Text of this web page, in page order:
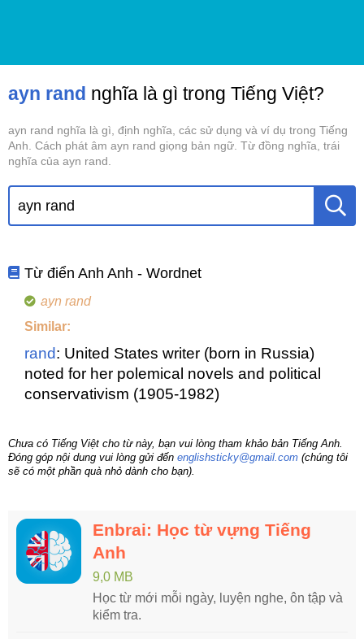
ayn rand nghĩa là gì trong Tiếng Việt?
ayn rand nghĩa là gì, định nghĩa, các sử dụng và ví dụ trong Tiếng
Anh. Cách phát âm ayn rand giọng bản ngữ. Từ đồng nghĩa, trái
nghĩa của ayn rand.
Từ điển Anh Anh - Wordnet
ayn rand
Similar:
rand: United States writer (born in Russia)
noted for her polemical novels and political
conservativism (1905-1982)
Chưa có Tiếng Việt cho từ này, bạn vui lòng tham khảo bản Tiếng Anh.
Đóng góp nội dung vui lòng gửi đến englishsticky@gmail.com (chúng tôi
sẽ có một phần quà nhỏ dành cho bạn).
Enbrai: Học từ vựng Tiếng
Anh
9,0 MB
Học từ mới mỗi ngày, luyện nghe, ôn tập và
kiểm tra.